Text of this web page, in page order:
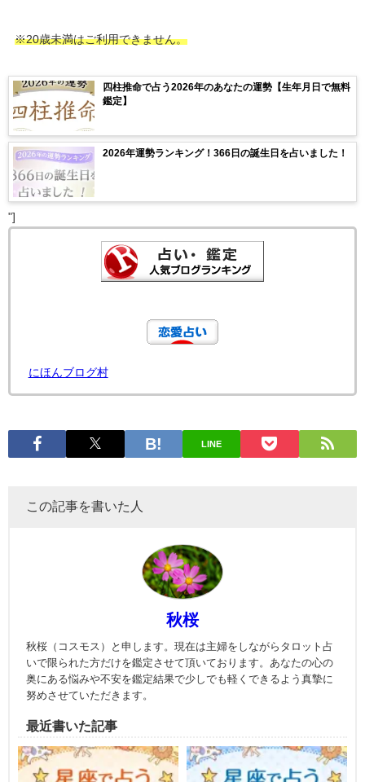
※20歳未満はご利用できません。
四柱推命で占う2026年のあなたの運勢【生年月日で無料
鑑定】
2026年運勢ランキング！366日の誕生日を占いました！
"]
にほんブログ村
LINE
この記事を書いた人
秋桜
秋桜（コスモス）と申します。現在は主婦をしながらタロット占
いで限られた方だけを鑑定させて頂いております。あなたの心の
奥にある悩みや不安を鑑定結果で少しでも軽くできるよう真摯に
努めさせていただきます。
最近書いた記事